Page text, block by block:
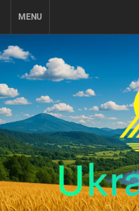
MENU